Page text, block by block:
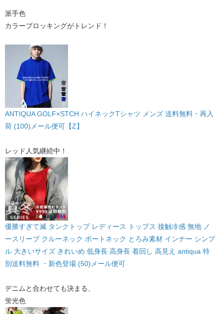
派手色
カラーブロッキングがトレンド！
ANTIQUA GOLF×STCH ハイネックTシャツ メンズ 送料無料・再入
荷 (100)メール便可【Z】
レッド人気継続中！
優勝すぎて滅 タンクトップ レディース トップス 接触冷感 無地 ノ
ースリーブ クルーネック ボートネック とろみ素材 インナー シンプ
ル 大きいサイズ きれいめ 低身長 高身長 着回し 高見え antiqua 特
別送料無料 ・新色登場 (50)メール便可
デニムと合わせても決まる、
蛍光色